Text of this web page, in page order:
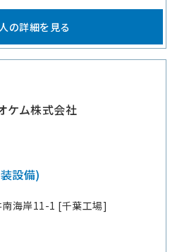
の詳細を見る
ケム株式会社
設備)
海岸11-1 [千葉工場]